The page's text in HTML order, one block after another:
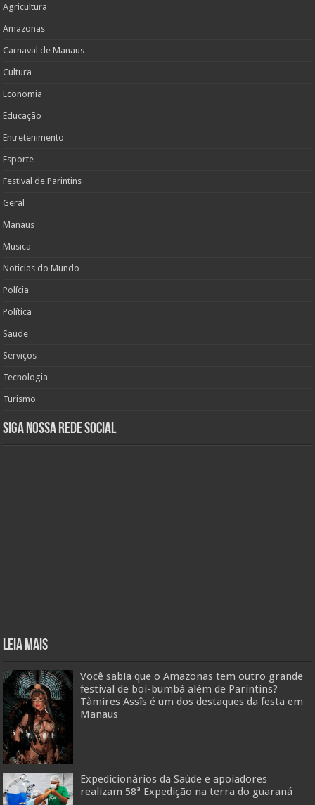
Agricultura
Amazonas
Carnaval de Manaus
Cultura
Economia
Educação
Entretenimento
Esporte
Festival de Parintins
Geral
Manaus
Musica
Noticias do Mundo
Polícia
Política
Saúde
Serviços
Tecnologia
Turismo
Siga nossa rede social
Leia mais
Você sabia que o Amazonas tem outro grande
festival de boi-bumbá além de Parintins?
Tàmires Assîs é um dos destaques da festa em
Manaus
Expedicionários da Saúde e apoiadores
realizam 58ª Expedição na terra do guaraná